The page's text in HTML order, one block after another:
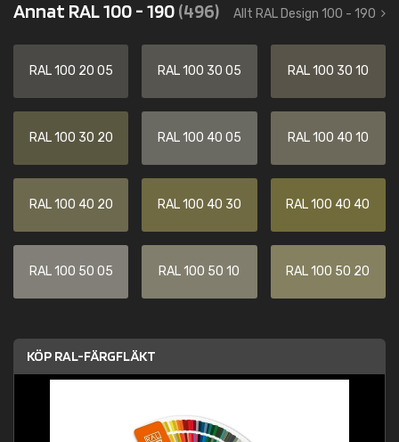
Annat RAL 100 - 190(496) Allt RAL Design 100 - 190
RAL 100 20 05 RAL 100 30 05 RAL 100 30 10
RAL 100 30 20 RAL 100 40 05 RAL 100 40 10
RAL 100 40 20 RAL 100 40 30 RAL 100 40 40
RAL 100 50 05 RAL 100 50 10 RAL 100 50 20
KÖP RAL-FÄRGFLÄKT